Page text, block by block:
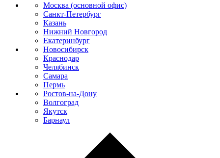
Москва (основной офис)
Санкт-Петербург
Казань
Нижний Новгород
Екатеринбург
Новосибирск
Краснодар
Челябинск
Самара
Пермь
Ростов-на-Дону
Волгоград
Якутск
Барнаул